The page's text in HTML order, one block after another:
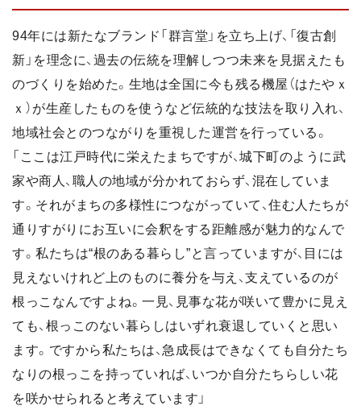
94年には新たなブランド「群言堂」を立ち上げ、「復古創
新」を理念に、過去の伝統を理解しつつ未来を見据えたも
のづくりを始めた。生地は全国に今も残る機屋（はたやｘ
ｘ）が生産したものを使うなど伝統的な技法を取り入れ、
地域社会とのつながりを重視した運営を行っている。
「ここは江戸時代に栄えたまちですが、城下町のように武
家や商人、職人の地域が分かれておらず、混在していま
す。それがまちの多様性につながっていて、住む人たちが
通りすがりにお互いに会釈をする距離感が魅力的なんで
す。私たちは“根のある暮らし”と言っていますが、目には
見えないけれど上のものに養分を与え、支えているのが
根っこなんですよね。一見、見事な花が咲いて豊かに見え
ても、根っこのない暮らしはいずれ衰退していくと思い
ます。ですから私たちは、急成長はできなくても自分たち
なりの根っこを持っていれば、いつか自分たちらしい花
を咲かせられると考えています」